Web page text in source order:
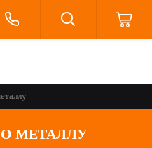
МЕТАЛЛУ